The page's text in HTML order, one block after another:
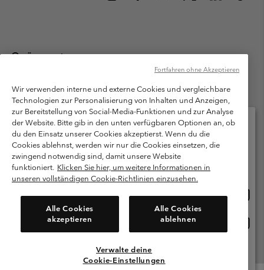
Österreich
Columbia Sportswear Austria GmbH. Moosfeldstraße 1, 5101
Bergheim, Salzburg Österreich. Alle Rechte vorbehalten.
Nutzungsbedingungen
Allgemeine Verkaufsbedingungen
Garantie
Datenschutzerklärung
Bestimmungen und Bedingungen des Mitglieder Programms
Nutzungsbedingungen Für Nutzergenerierte Inhalte
Cookies
Kundenservice: Mo- Fr. 9:00 - 13:00 & 14:00- 18:00 Uhr
(+)43720880525
Wir verwenden interne und externe Cookies und vergleichbare
Technologien zur Personalisierung von Inhalten und Anzeigen,
zur Bereitstellung von Social-Media-Funktionen und zur Analyse
der Website. Bitte gib in den unten verfügbaren Optionen an, ob
du den Einsatz unserer Cookies akzeptierst. Wenn du die
Cookies ablehnst, werden wir nur die Cookies einsetzen, die
zwingend notwendig sind, damit unsere Website
funktioniert. Klicken Sie hier, um weitere Informationen in
unseren vollständigen Cookie-Richtlinien einzusehen.
Alle Cookies
akzeptieren
Alle Cookies
ablehnen
Verwalte deine
Cookie-Einstellungen
Fortfahren ohne Akzeptieren
Bitte wählen Sie Ihr Lieferland und Ihre Sprache
Online-Einkauf verfügbar
Österreich
Alle Länder Anzeigen